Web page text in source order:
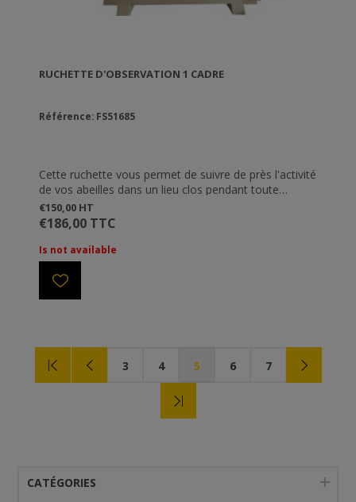
RUCHETTE D'OBSERVATION 1 CADRE
Référence: FS51685
Cette ruchette vous permet de suivre de près l'activité
de vos abeilles dans un lieu clos pendant toute
l'année. Il faudra ouvrir un trou-passage à la paroi
pour l'adapter sur la ruche, mais ça vaut le coup!
Fabriquée en bois et en verre.
€150,00 HT
€186,00 TTC
Is not available
3 4 5 6 7
CATÉGORIES